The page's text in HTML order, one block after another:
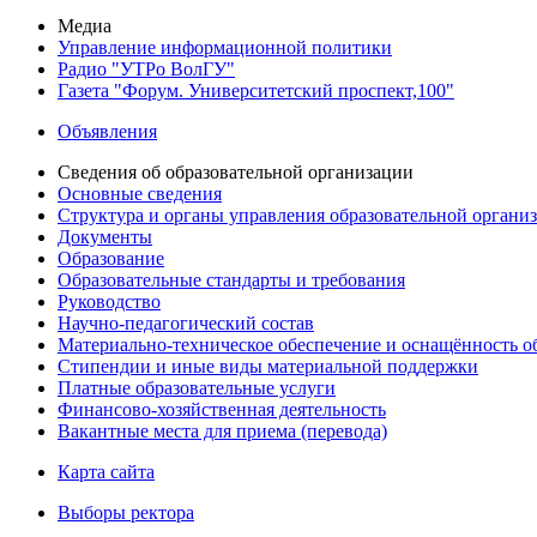
Медиа
Управление информационной политики
Радио "УТРо ВолГУ"
Газета "Форум. Университетский проспект,100"
Объявления
Сведения об образовательной организации
Основные сведения
Структура и органы управления образовательной
Документы
Образование
Образовательные стандарты и требования
Руководство
Научно-педагогический состав
Материально-техническое обеспечение и оснащённость
Стипендии и иные виды материальной поддержки
Платные образовательные услуги
Финансово-хозяйственная деятельность
Вакантные места для приема (перевода)
Карта сайта
Выборы ректора